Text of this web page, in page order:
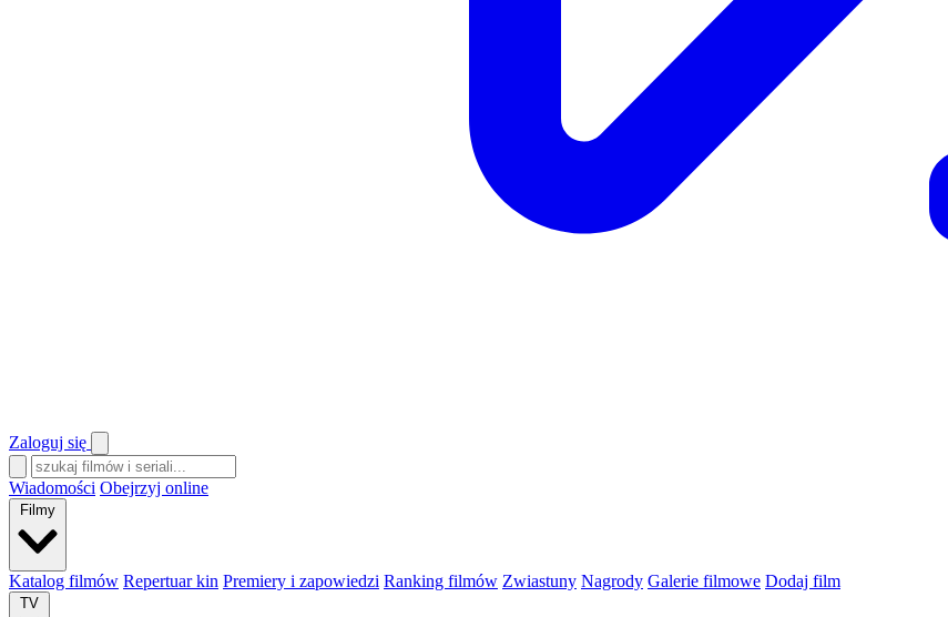
Zaloguj się
Wiadomości Obejrzyj online
Filmy
Katalog filmów Repertuar kin Premiery i zapowiedzi Ranking filmów Zwiastuny Nagrody Galerie filmowe Dodaj film
TV